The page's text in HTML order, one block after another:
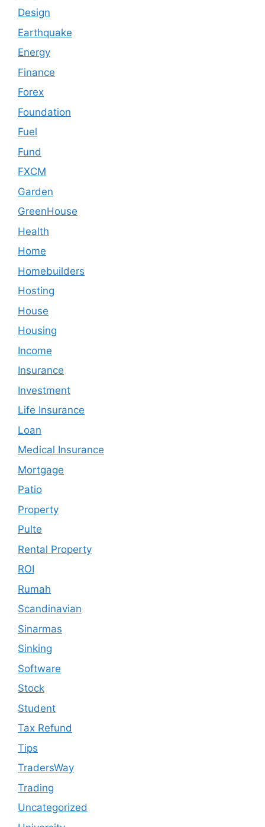
Design
Earthquake
Energy
Finance
Forex
Foundation
Fuel
Fund
FXCM
Garden
GreenHouse
Health
Home
Homebuilders
Hosting
House
Housing
Income
Insurance
Investment
Life Insurance
Loan
Medical Insurance
Mortgage
Patio
Property
Pulte
Rental Property
ROI
Rumah
Scandinavian
Sinarmas
Sinking
Software
Stock
Student
Tax Refund
Tips
TradersWay
Trading
Uncategorized